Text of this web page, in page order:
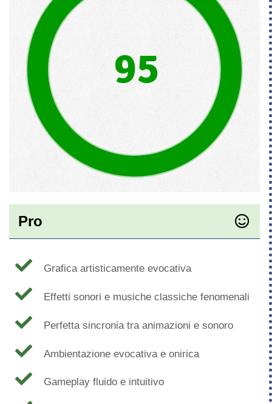
95
Pro
Grafica artisticamente evocativa
Effetti sonori e musiche classiche fenomenali
Perfetta sincronia tra animazioni e sonoro
Ambientazione evocativa e onirica
Gameplay fluido e intuitivo